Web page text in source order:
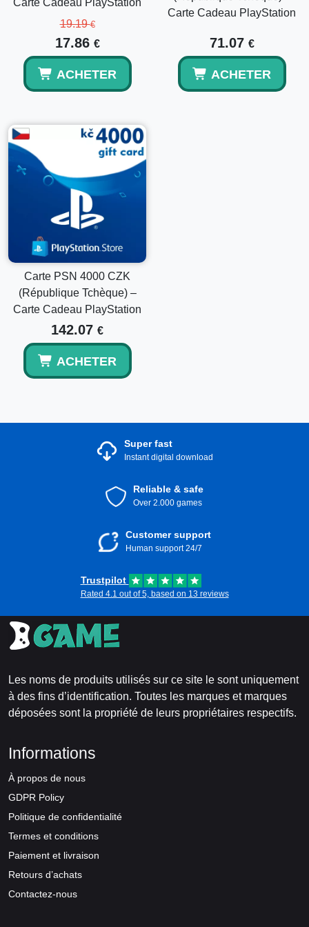
Carte Cadeau PlayStation
19.19€
17.86 €
ACHETER
Carte Cadeau PlayStation
71.07 €
ACHETER
Carte PSN 4000 CZK
(République Tchèque) –
Carte Cadeau PlayStation
142.07 €
ACHETER
Super fast
Instant digital download
Reliable & safe
Over 2.000 games
Customer support
Human support 24/7
Trustpilot
Rated 4.1 out of 5, based on 13 reviews
Les noms de produits utilisés sur ce site le sont uniquement
à des fins d’identification. Toutes les marques et marques
déposées sont la propriété de leurs propriétaires respectifs.
Informations
À propos de nous
GDPR Policy
Politique de confidentialité
Termes et conditions
Paiement et livraison
Retours d’achats
Contactez-nous